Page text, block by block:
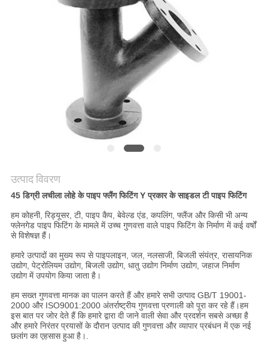
उत्पाद विवरण
45 डिग्री लचीला लोहे के पाइप फ्लैंग फिटिंग Y प्रकार के साइडल टी पाइप फिटिंग
हम कोहनी, रिड्यूसर, टी, पाइप कैप, बेवेल्ड एंड, कपलिंग, फ्लैंज और किसी भी अन्य
फ्लेनगेड पाइप फिटिंग के मामले में उच्च गुणवत्ता वाले पाइप फिटिंग के निर्माण में कई वर्षों
से विशेषज्ञ हैं।
हमारे उत्पादों का मुख्य रूप से पाइपलाइन, जल, नलसाजी, बिजली संयंत्र, रासायनिक
उद्योग, पेट्रोलियम उद्योग, बिजली उद्योग, धातु उद्योग निर्माण उद्योग, जहाज निर्माण
उद्योग में उपयोग किया जाता है।
हम सख्त गुणवत्ता मानक का पालन करते हैं और हमारे सभी उत्पाद GB/T 19001-
2000 और ISO9001:2000 अंतर्राष्ट्रीय गुणवत्ता प्रणाली को पूरा कर रहे हैं।हम
इस बात पर जोर देते हैं कि हमारे द्वारा दी जाने वाली सेवा और प्रदर्शन सबसे अच्छा है
और हमारे निरंतर प्रयासों के दौरान उत्पाद की गुणवत्ता और व्यापार प्रबंधन में एक नई
छलांग का एहसास हुआ है।.